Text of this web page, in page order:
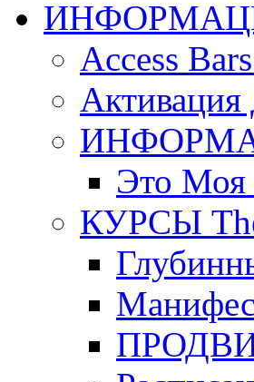
Access
Это Моя
КУРСЫ